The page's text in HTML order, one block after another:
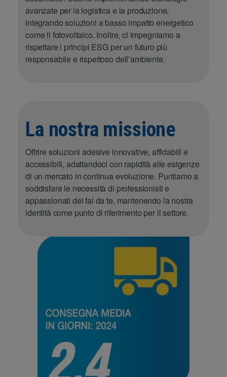
avanzate per la logistica e la produzione,
integrando soluzioni a basso impatto energetico
come il fotovoltaico. Inoltre, ci impegniamo a
rispettare i principi ESG per un futuro più
responsabile e rispettoso dell’ambiente.
La nostra missione
Offrire soluzioni adesive innovative, affidabili e
accessibili, adattandoci con rapidità alle esigenze
di un mercato in continua evoluzione. Puntiamo a
soddisfare le necessità di professionisti e
appassionati del fai da te, mantenendo la nostra
identità come punto di riferimento per il settore.